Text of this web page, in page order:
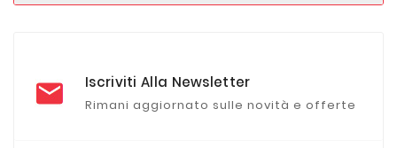
Iscriviti Alla Newsletter
Rimani aggiornato sulle novità e offerte